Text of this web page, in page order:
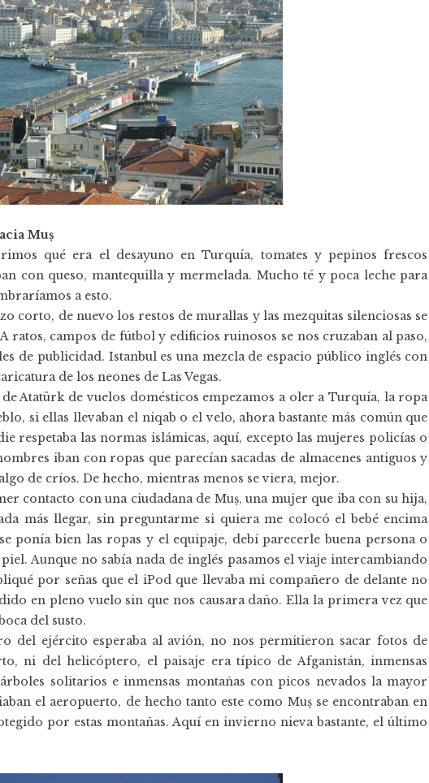
Muș
qué era el desayuno en Turquía, tomates y pepinos frescos
con queso, mantequilla y mermelada. Mucho té y poca leche para
a esto.
corto, de nuevo los restos de murallas y las mezquitas silenciosas se
ratos, campos de fútbol y edificios ruinosos se nos cruzaban al paso,
de publicidad. Istanbul es una mezcla de espacio público inglés con
de los neones de Las Vegas.
Atatürk de vuelos domésticos empezamos a oler a Turquía, la ropa
si ellas llevaban el niqab o el velo, ahora bastante más común que
respetaba las normas islámicas, aquí, excepto las mujeres policías o
iban con ropas que parecían sacadas de almacenes antiguos y
de críos. De hecho, mientras menos se viera, mejor.
contacto con una ciudadana de Muș, una mujer que iba con su hija,
más llegar, sin preguntarme si quiera me colocó el bebé encima
ponía bien las ropas y el equipaje, debí parecerle buena persona o
Aunque no sabía nada de inglés pasamos el viaje intercambiando
por señas que el iPod que llevaba mi compañero de delante no
en pleno vuelo sin que nos causara daño. Ella la primera vez que
del susto.
del ejército esperaba al avión, no nos permitieron sacar fotos de
ni del helicóptero, el paisaje era típico de Afganistán, inmensas
solitarios e inmensas montañas con picos nevados la mayor
el aeropuerto, de hecho tanto este como Muș se encontraban en
por estas montañas. Aquí en invierno nieva bastante, el último